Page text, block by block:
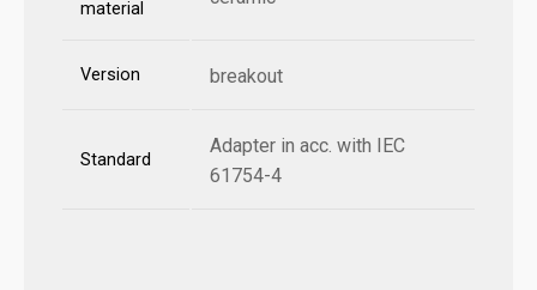
material
Version breakout
Standard
Adapter in acc. with IEC
61754-4